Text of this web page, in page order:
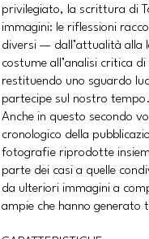
privilegiato, la scrittura di
immagini: le riflessioni
diversi — dall’attualità alla
costume all’analisi critica
restituendo uno sguardo
partecipe sul nostro tempo.
Anche in questo secondo
cronologico della
fotografie riprodotte
parte dei casi a quelle
da ulteriori immagini a
ampie che hanno generato